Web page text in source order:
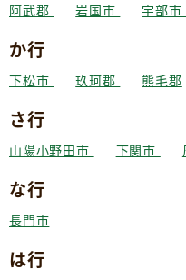
阿武郡 岩国市 宇部市
か行
下松市 玖珂郡 熊毛郡
さ行
山陽小野田市 下関市
な行
長門市
は行